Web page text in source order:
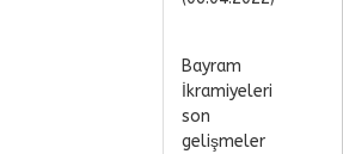
Bayram
İkramiyeleri
son
gelişmeler